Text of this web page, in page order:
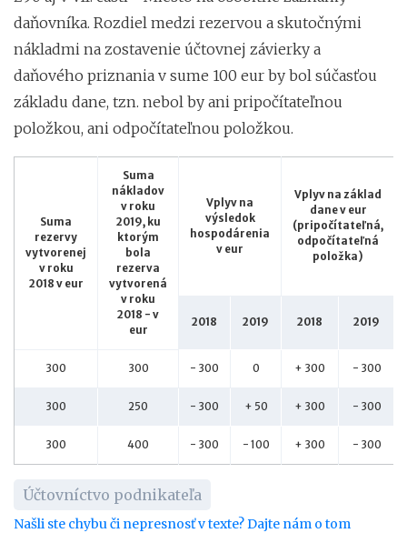
daňovníka. Rozdiel medzi rezervou a skutočnými
nákladmi na zostavenie účtovnej závierky a
daňového priznania v sume 100 eur by bol súčasťou
základu dane, tzn. nebol by ani pripočítateľnou
položkou, ani odpočítateľnou položkou.
Suma
rezervy
vytvorenej
v roku
2018 v eur
Suma
nákladov
v roku
2019, ku
ktorým
bola
rezerva
vytvorená
v roku
2018 - v
eur
Vplyv na
výsledok
hospodárenia
v eur
Vplyv na základ
dane v eur
(pripočítateľná,
odpočítateľná
položka)
2018 2019 2018 2019
300 300 - 300 0 + 300 - 300
300 250 - 300 + 50 + 300 - 300
300 400 - 300 - 100 + 300 - 300
Účtovníctvo podnikateľa
Našli ste chybu či nepresnosť v texte? Dajte nám o tom